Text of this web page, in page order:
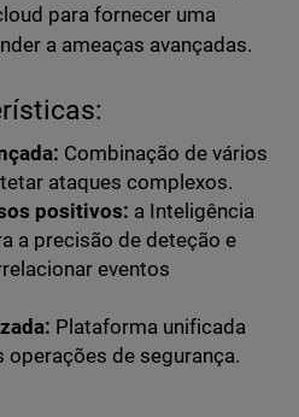
para fornecer uma
a ameaças avançadas.
Combinação de vários
ataques complexos.
positivos: a Inteligência
a precisão de deteção e
eventos
Plataforma unificada
operações de segurança.